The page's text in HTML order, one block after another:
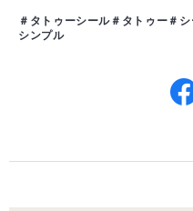
＃タトゥーシール＃タトゥー＃
シンプル